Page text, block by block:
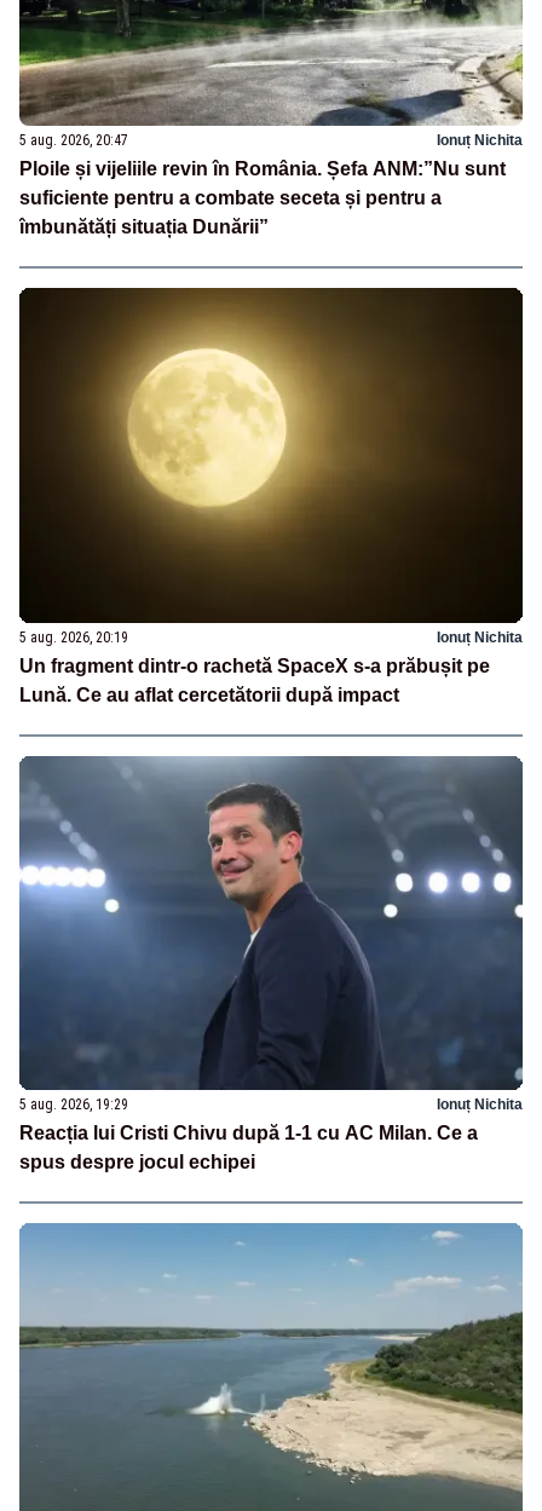
5 aug. 2026, 20:47 Ionuț Nichita
Ploile și vijeliile revin în România. Șefa ANM:”Nu sunt
suficiente pentru a combate seceta și pentru a
îmbunătăți situația Dunării”
5 aug. 2026, 20:19 Ionuț Nichita
Un fragment dintr-o rachetă SpaceX s-a prăbușit pe
Lună. Ce au aflat cercetătorii după impact
5 aug. 2026, 19:29 Ionuț Nichita
Reacția lui Cristi Chivu după 1-1 cu AC Milan. Ce a
spus despre jocul echipei